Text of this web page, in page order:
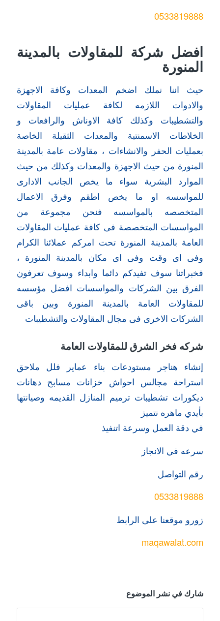
0533819888
افضل شركة للمقاولات بالمدينة
المنورة
حيث اننا نملك اضخم المعدات وكافة الاجهزة
والادوات اللازمه لكافة عمليات المقاولات
والتشطيبات وكذلك كافة الاوناش والرافعات و
الخلاطات الاسمنتية والمعدات الثقيلة الخاصة
بعمليات الحفر والانشاءات ، مقاولات عامة بالمدينة
المنورة من حيث الاجهزة والمعدات وكذلك من حيث
الموارد البشرية سواء ما يخص الجانب الادارى
للمواسسه او ما يخص اطقم وفرق الاعمال
المتخصصه بالمواسسه فنحن مجموعة من
المواسسات المتخصصة فى كافة عمليات المقاولات
العامة بالمدينة المنورة تحت امركم عملائنا الكرام
وفى اى وقت وفى اى مكان بالمدينة المنورة ،
فخبراتنا سوف تفيدكم دائما وابداء وسوف تعرفون
الفرق بين الشركات والمواسسات افضل مؤسسه
للمقاولات العامة بالمدينة المنورة وبين باقى
الشركات الاخرى فى مجال المقاولات والتشطيبات
شركه فخر الشرق للمقاولات العامة
إنشاء هناجر مستودعات بناء عماير فلل ملاحق
استراحة مجالس احواش خزانات مسابح دهانات
ديكورات تشطيبات ترميم المنازل القديمه وصيانتها
بأيدي ماهره نتميز
في دقة العمل وسرعة اتنفيذ
سرعه في الانجاز
رقم التواصل
0533819888
زورو موقعنا على الرابط
maqawalat.com
شارك في نشر الموضوع